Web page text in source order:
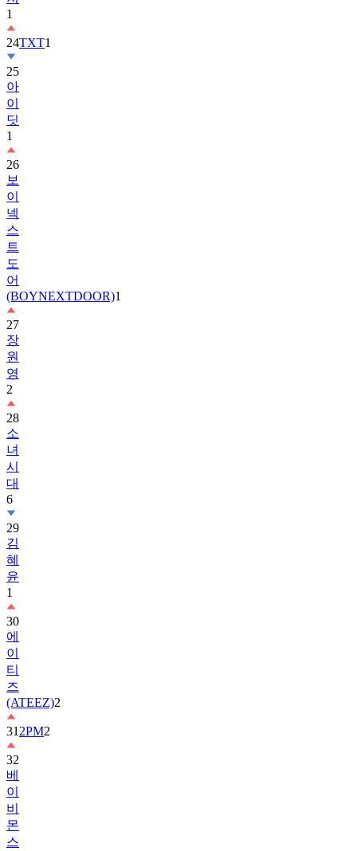
1
24TXT1
25
아
이
딧
1
26
보
이
넥
스
트
도
어
(BOYNEXTDOOR)1
27
장
원
영
2
28
소
녀
시
대
6
29
김
혜
윤
1
30
에
이
티
즈
(ATEEZ)2
31 2PM2
32
베
이
비
몬
스